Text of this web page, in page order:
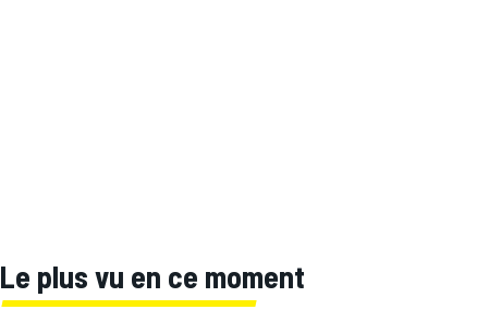
Le plus vu en ce moment